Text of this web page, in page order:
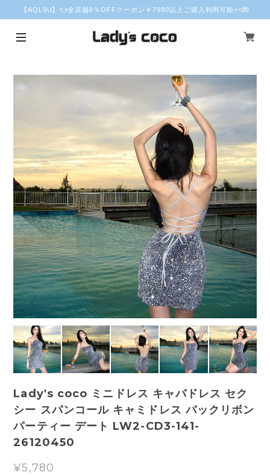
【AQL9U】👈全店舗8％OFFクーポン￥7980以上ご購入利用可能<<💌
Lady's coco ミニドレス キャバドレス セク
シー スパンコール キャミドレス バックリボン
パーティー デート LW2-CD3-141-
26120450
¥5,780